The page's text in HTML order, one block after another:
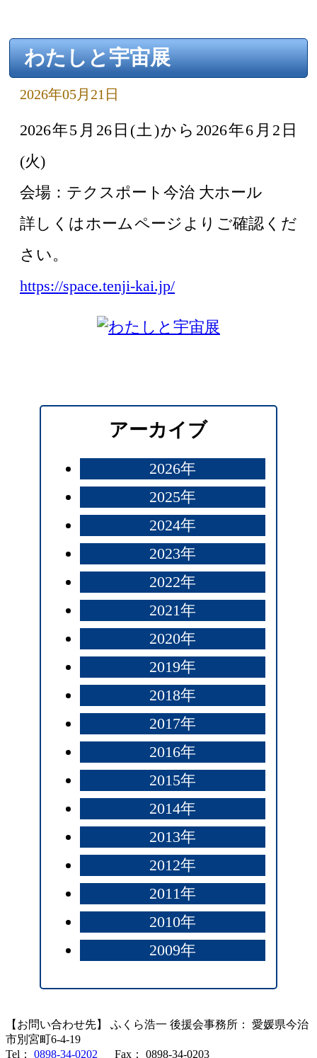
わたしと宇宙展
2026年05月21日
2026年5月26日(土)から2026年6月2日
(火)
会場：テクスポート今治 大ホール
詳しくはホームページよりご確認くだ
さい。
https://space.tenji-kai.jp/
アーカイブ
2026年
2025年
2024年
2023年
2022年
2021年
2020年
2019年
2018年
2017年
2016年
2015年
2014年
2013年
2012年
2011年
2010年
2009年
【お問い合わせ先】 ふくら浩一 後援会事務所： 愛媛県今治
市別宮町6-4-19
Tel： 0898-34-0202 Fax： 0898-34-0203